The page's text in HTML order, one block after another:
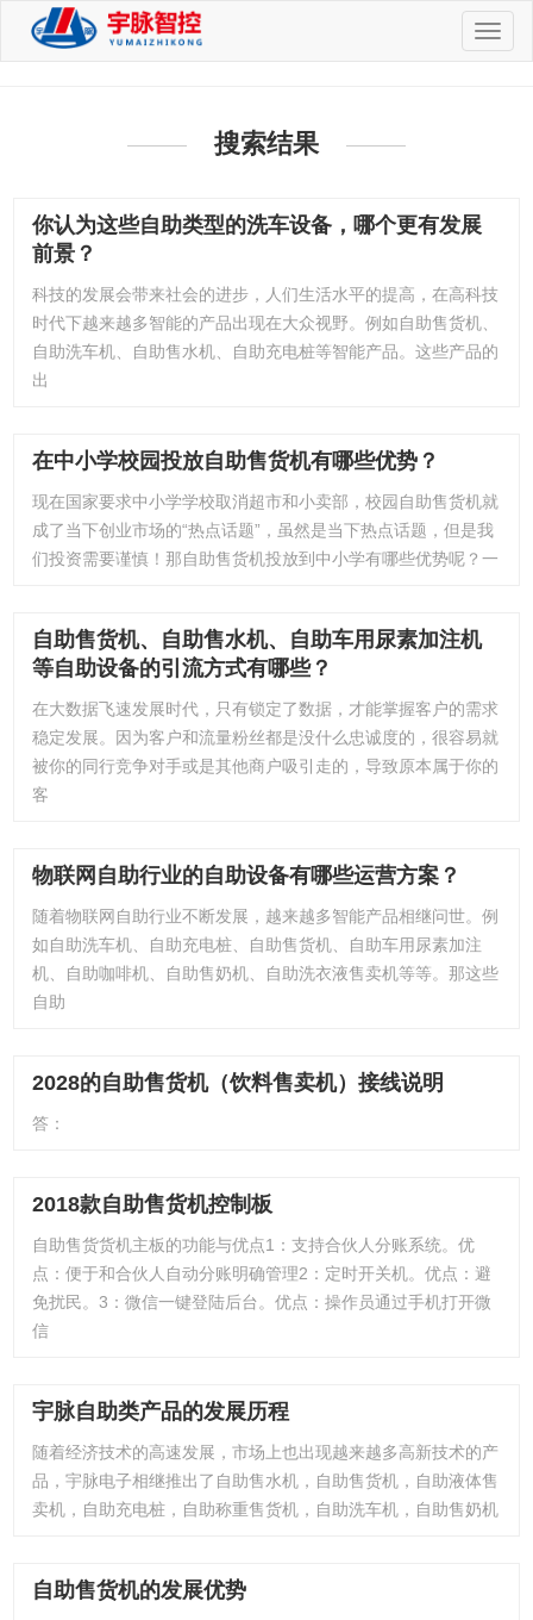
切
换
搜索结果
你认为这些自助类型的洗车设备，哪个更有发展
前景？
科技的发展会带来社会的进步，人们生活水平的提高，在高科技
时代下越来越多智能的产品出现在大众视野。例如自助售货机、
自助洗车机、自助售水机、自助充电桩等智能产品。这些产品的
出
在中小学校园投放自助售货机有哪些优势？
现在国家要求中小学学校取消超市和小卖部，校园自助售货机就
成了当下创业市场的“热点话题”，虽然是当下热点话题，但是我
们投资需要谨慎！那自助售货机投放到中小学有哪些优势呢？一
自助售货机、自助售水机、自助车用尿素加注机
等自助设备的引流方式有哪些？
在大数据飞速发展时代，只有锁定了数据，才能掌握客户的需求
稳定发展。因为客户和流量粉丝都是没什么忠诚度的，很容易就
被你的同行竞争对手或是其他商户吸引走的，导致原本属于你的
客
物联网自助行业的自助设备有哪些运营方案？
随着物联网自助行业不断发展，越来越多智能产品相继问世。例
如自助洗车机、自助充电桩、自助售货机、自助车用尿素加注
机、自助咖啡机、自助售奶机、自助洗衣液售卖机等等。那这些
自助
2028的自助售货机（饮料售卖机）接线说明
答：
2018款自助售货机控制板
自助售货货机主板的功能与优点1：支持合伙人分账系统。优
点：便于和合伙人自动分账明确管理2：定时开关机。优点：避
免扰民。3：微信一键登陆后台。优点：操作员通过手机打开微
信
宇脉自助类产品的发展历程
随着经济技术的高速发展，市场上也出现越来越多高新技术的产
品，宇脉电子相继推出了自助售水机，自助售货机，自助液体售
卖机，自助充电桩，自助称重售货机，自助洗车机，自助售奶机
自助售货机的发展优势